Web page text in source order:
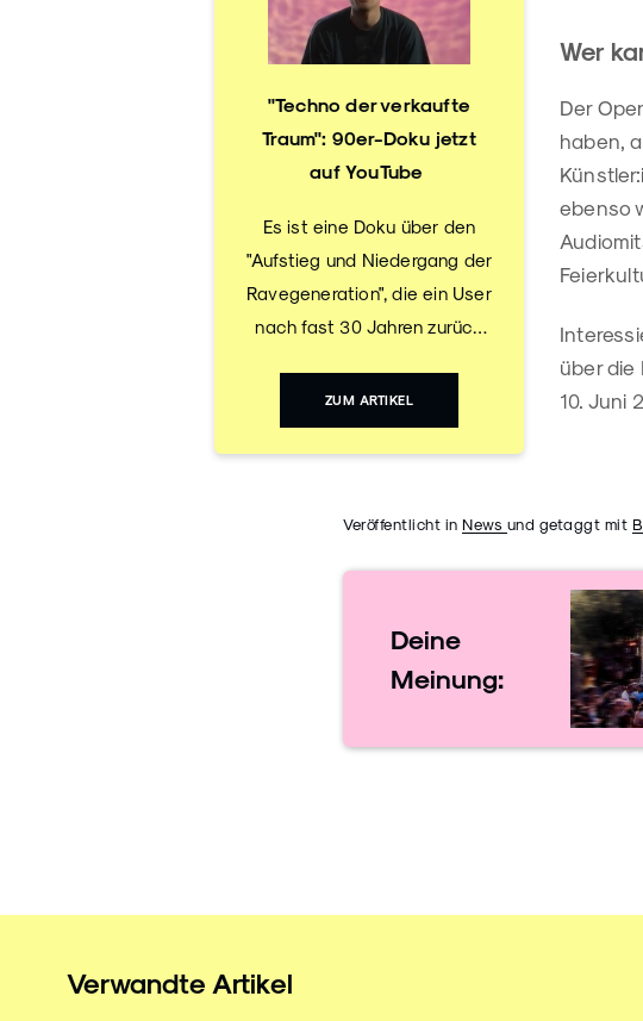
"Techno der verkaufte
Traum": 90er-Doku jetzt
auf YouTube
Es ist eine Doku über den
"Aufstieg und Niedergang der
Ravegeneration", die ein User
nach fast 30 Jahren zurück
Musikjournalisten,
Neurologen und
Plattenladenbesitzern treten
Laarmann auf. "Diese
auf VHS Video Kassette
digitalisiert", schreibt …
ZUM ARTIKEL
Wer
Der
haben,
ebenso
über die
10. Juni
Veröffentlicht in News und getaggt mit
Deine
Meinung:
Verwandte Artikel